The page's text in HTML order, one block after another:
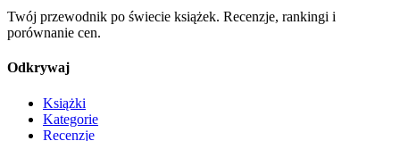
Twój przewodnik po świecie książek. Recenzje, rankingi i
porównanie cen.
Odkrywaj
Książki
Kategorie
Recenzje